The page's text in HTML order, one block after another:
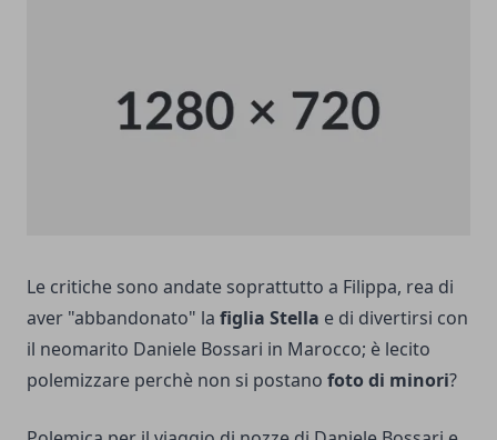
Le critiche sono andate soprattutto a Filippa, rea di
aver "abbandonato" la figlia Stella e di divertirsi con
il neomarito Daniele Bossari in Marocco; è lecito
polemizzare perchè non si postano foto di minori?